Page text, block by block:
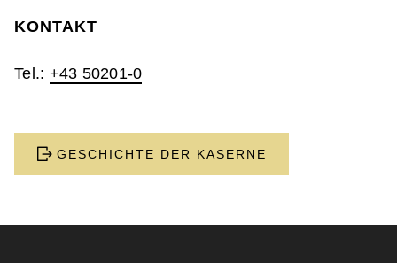
KONTAKT
Tel.: +43 50201-0
GESCHICHTE DER KASERNE